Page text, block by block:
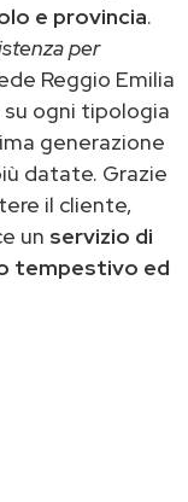
e provincia.
per
Reggio Emilia
ogni tipologia
generazione
datate. Grazie
il cliente,
un servizio di
tempestivo ed